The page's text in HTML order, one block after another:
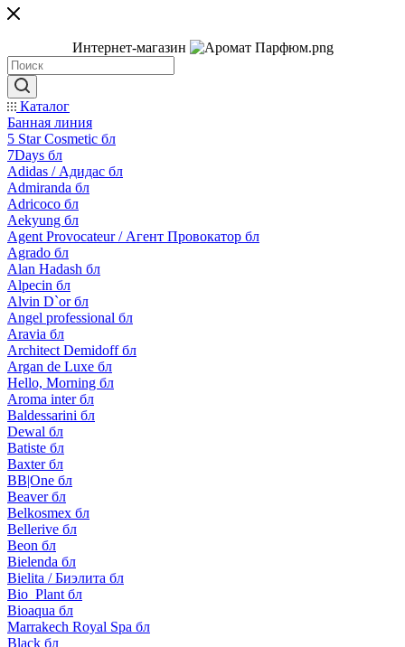
Интернет-магазин
Каталог
Банная линия
5 Star Cosmetic бл
7Days бл
Adidas / Адидас бл
Admiranda бл
Adricoco бл
Aekyung бл
Agent Provocateur / Агент Провокатор бл
Agrado бл
Alan Hadash бл
Alpecin бл
Alvin D`or бл
Angel professional бл
Aravia бл
Architect Demidoff бл
Argan de Luxe бл
Hello, Morning бл
Aroma inter бл
Baldessarini бл
Dewal бл
Batiste бл
Baxter бл
BB|One бл
Beaver бл
Belkosmex бл
Bellerive бл
Beon бл
Bielenda бл
Bielita / Биэлита бл
Bio_Plant бл
Bioaqua бл
Marrakech Royal Spa бл
Black бл